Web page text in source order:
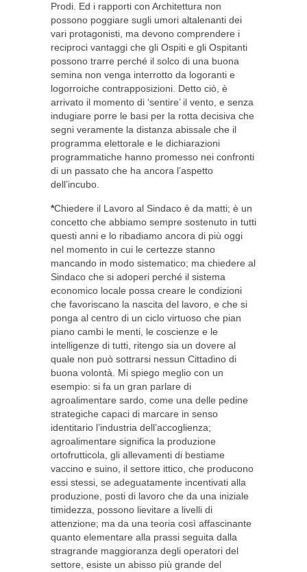
Prodi. Ed i rapporti con Architettura non
possono poggiare sugli umori altalenanti dei
vari protagonisti, ma devono comprendere i
reciproci vantaggi che gli Ospiti e gli Ospitanti
possono trarre perché il solco di una buona
semina non venga interrotto da logoranti e
logorroiche contrapposizioni. Detto ciò, è
arrivato il momento di ‘sentire’ il vento, e senza
indugiare porre le basi per la rotta decisiva che
segni veramente la distanza abissale che il
programma elettorale e le dichiarazioni
programmatiche hanno promesso nei confronti
di un passato che ha ancora l’aspetto
dell’incubo.
*Chiedere il Lavoro al Sindaco è da matti; è un
concetto che abbiamo sempre sostenuto in tutti
questi anni e lo ribadiamo ancora di più oggi
nel momento in cui le certezze stanno
mancando in modo sistematico; ma chiedere al
Sindaco che si adoperi perché il sistema
economico locale possa creare le condizioni
che favoriscano la nascita del lavoro, e che si
ponga al centro di un ciclo virtuoso che pian
piano cambi le menti, le coscienze e le
intelligenze di tutti, ritengo sia un dovere al
quale non può sottrarsi nessun Cittadino di
buona volontà. Mi spiego meglio con un
esempio: si fa un gran parlare di
agroalimentare sardo, come una delle pedine
strategiche capaci di marcare in senso
identitario l’industria dell’accoglienza;
agroalimentare significa la produzione
ortofrutticola, gli allevamenti di bestiame
vaccino e suino, il settore ittico, che producono
essi stessi, se adeguatamente incentivati alla
produzione, posti di lavoro che da una iniziale
timidezza, possono lievitare a livelli di
attenzione; ma da una teoria così affascinante
quanto elementare alla prassi seguita dalla
stragrande maggioranza degli operatori del
settore, esiste un abisso più grande del